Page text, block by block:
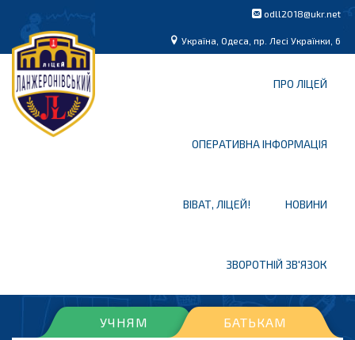
odll2018@ukr.net
Україна, Одеса, пр. Лесі Українки, 6
ПРО ЛІЦЕЙ
ОПЕРАТИВНА ІНФОРМАЦІЯ
ВІВАТ, ЛІЦЕЙ! НОВИНИ
ЗВОРОТНІЙ ЗВ'ЯЗОК
УЧНЯМ БАТЬКАМ